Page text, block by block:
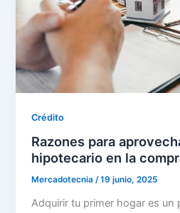
Crédito
Razones para
hipotecario en la
Mercadotecnia/19 junio, 2025
Adquirir tu primer hogar es un